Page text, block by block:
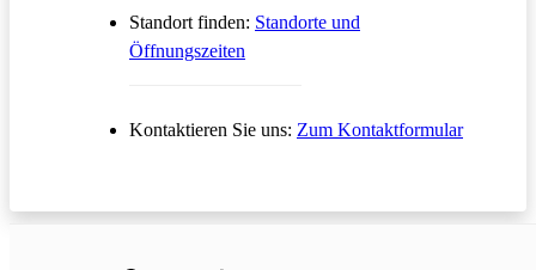
Standort finden: Standorte und
Öffnungszeiten
Kontaktieren Sie uns: Zum KontaktformularÖffnet in